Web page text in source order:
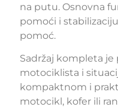
na putu. Osnovna
pomoći i
pomoć.
Sadržaj kompleta
motociklista i
kompaktnom i
motocikl, kofer ili